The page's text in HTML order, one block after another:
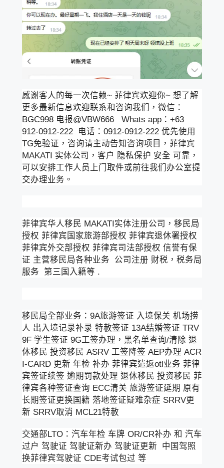
感谢客人的每一次信赖~ 菲律宾欢迎你~ 想了解
更多最新信息欢迎联系和咨询我们，微信：
BGC998 电报@VBW666 Whats app：+63
912-0912-222 电话：0912-0912-222 优先使用
TG免验证，咨询请主动告知咨询项目，菲律宾
MAKATI 实体公司，客户 隐私保护 安全 可靠，
可以安排工作人员上门取件或前往我们办公室提
交办理业务。
菲律宾华人移民 MAKATI实体注册公司，移民局
授权 菲律宾国家旅游部授权 菲律宾退休署授权
菲律宾外交部授权 菲律宾司法部授权 信誉有保
证 主营移民局各种业务 公司注册 财税，税务局
服务 第三国入籍等 .
移民局全部业务：9A旅游签证 入境保关 机场捞
人 出入境记录补录 特赦签证 13A结婚签证 TRV
9F 学生签证 9G工签办理，黑名单查询/清除 退
休移民 投资移民 ASRV 工签降签 AEP办理 ACR
I-CARD 更新 年检 补办 菲律宾遣返otl业务 菲律
宾签证续签 逾期罚款处理 退休移民 投资移民 菲
律宾各种签证查询 ECC清关 旅游签证延期 原有
长期签证更换国籍 落地签证疑难杂症 SRRV更
新 SRRV取消 MCL21特赦
交通部LTO：汽车年检 车牌 OR/CR补办 和 汽车
过户 驾驶证 驾驶证新办 驾驶证更新 中国驾照
换菲律宾驾驶证 CDE考试包过 等